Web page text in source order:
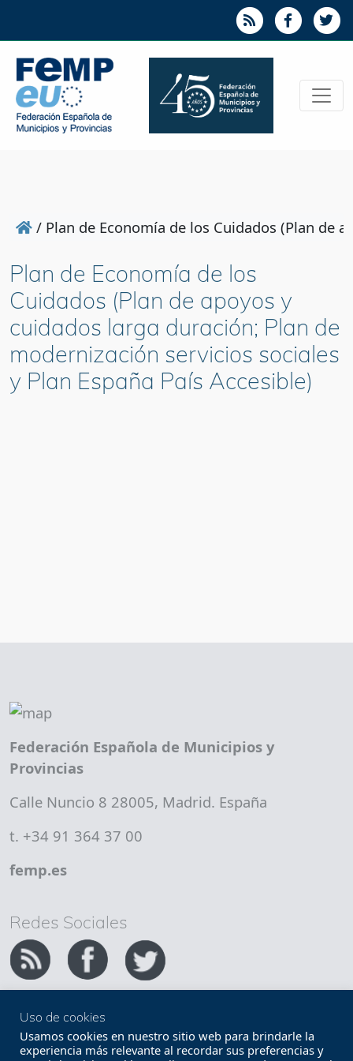
/ Plan de Economía de los Cuidados (Plan de
Plan de Economía de los
Cuidados (Plan de apoyos y
cuidados larga duración; Plan de
modernización servicios sociales
y Plan España País Accesible)
Federación Española de Municipios y
Provincias
Calle Nuncio 8 28005, Madrid. España
t. +34 91 364 37 00
femp.es
Redes Sociales
Copyright FEMP
Accesibilidad
Uso de cookies
Usamos cookies en nuestro sitio web para brindarle la
experiencia más relevante al recordar sus preferencias y